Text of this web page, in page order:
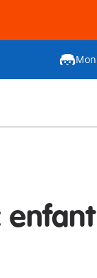
enfant